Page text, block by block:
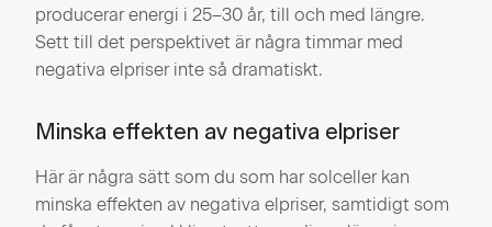
producerar energi i 25–30 år, till och med längre.
Sett till det perspektivet är några timmar med
negativa elpriser inte så dramatiskt.
Minska effekten av negativa elpriser
Här är några sätt som du som har solceller kan
minska effekten av negativa elpriser, samtidigt som